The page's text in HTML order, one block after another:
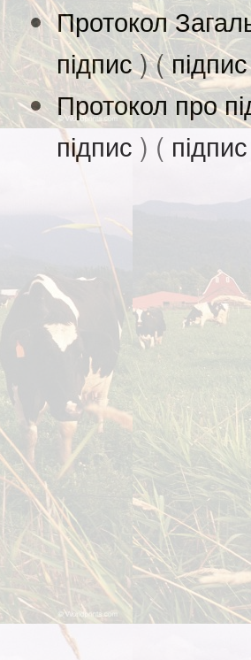
Протокол
підпис) (
Протокол про
підпис ) ( підпис